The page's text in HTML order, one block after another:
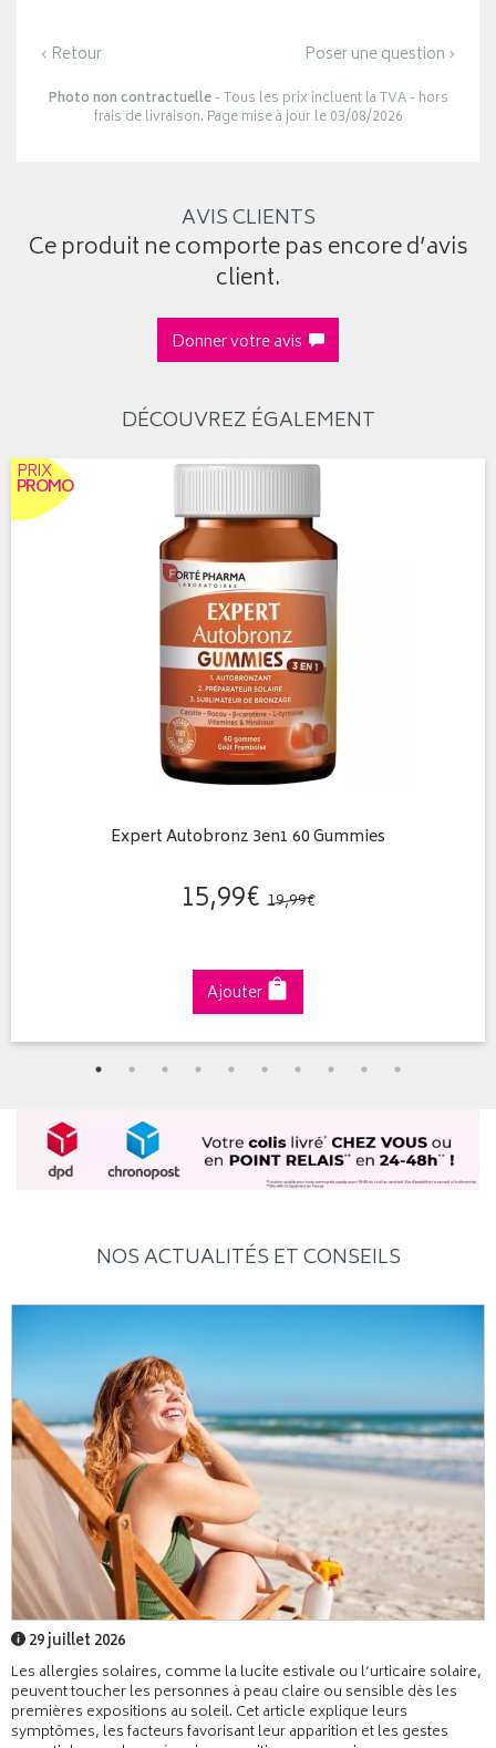
‹ Retour Poser une question ›
Photo non contractuelle- Tous les prix incluent la TVA - hors
frais de livraison. Page mise à jour le 03/08/2026
AVIS CLIENTS
Ce produit ne comporte pas encore d’avis
client.
Donner votre avis
DÉCOUVREZ ÉGALEMENT
PRIX
PROMO
Expert Autobronz 3en1 60 Gummies
15,99€ 19,99€
Ajouter
NOS ACTUALITÉS ET CONSEILS
29 juillet 2026
Les allergies solaires, comme la lucite estivale ou l’urticaire solaire,
peuvent toucher les personnes à peau claire ou sensible dès les
premières expositions au soleil. Cet article explique leurs
symptômes, les facteurs favorisant leur apparition et les gestes